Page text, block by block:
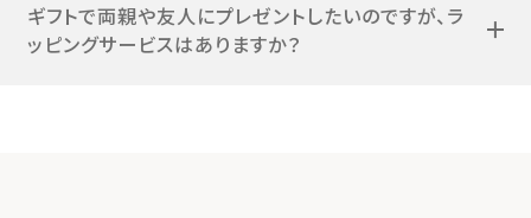
ギフトで両親や友人にプレゼントしたいのですが、ラ
ッピングサービスはありますか？